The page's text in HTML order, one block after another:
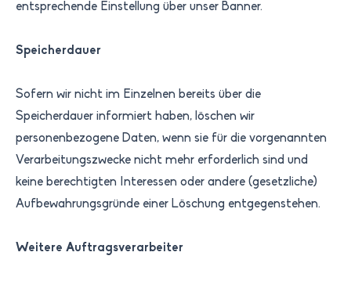
entsprechende Einstellung über unser Banner.
Speicherdauer
Sofern wir nicht im Einzelnen bereits über die
Speicherdauer informiert haben, löschen wir
personenbezogene Daten, wenn sie für die vorgenannten
Verarbeitungszwecke nicht mehr erforderlich sind und
keine berechtigten Interessen oder andere (gesetzliche)
Aufbewahrungsgründe einer Löschung entgegenstehen.
Weitere Auftragsverarbeiter